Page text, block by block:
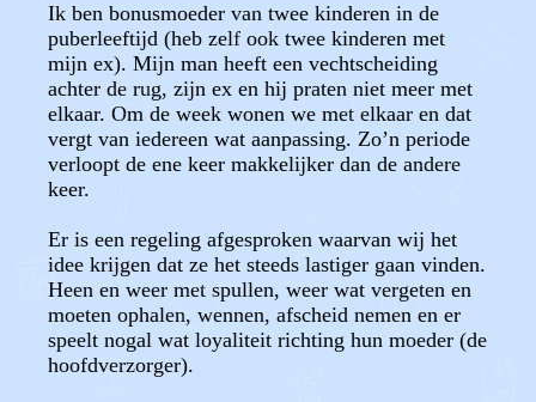
Ik ben bonusmoeder van twee kinderen in de
puberleeftijd (heb zelf ook twee kinderen met
mijn ex). Mijn man heeft een vechtscheiding
achter de rug, zijn ex en hij praten niet meer met
elkaar. Om de week wonen we met elkaar en dat
vergt van iedereen wat aanpassing. Zo’n periode
verloopt de ene keer makkelijker dan de andere
keer.
Er is een regeling afgesproken waarvan wij het
idee krijgen dat ze het steeds lastiger gaan vinden.
Heen en weer met spullen, weer wat vergeten en
moeten ophalen, wennen, afscheid nemen en er
speelt nogal wat loyaliteit richting hun moeder (de
hoofdverzorger).